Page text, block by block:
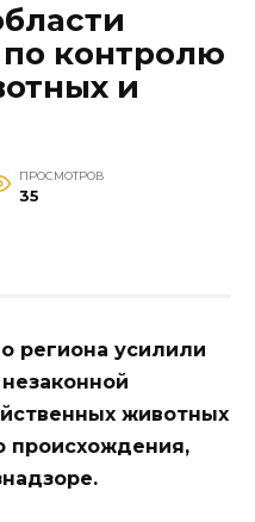
контролю
и
ПРОСМОТРОВ
35
региона усилили
животных
происхождения,